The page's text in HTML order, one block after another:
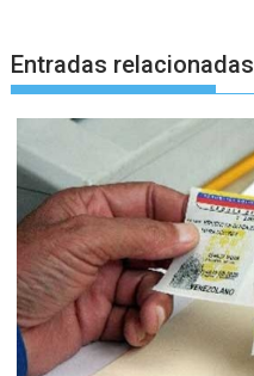
Entradas relacionadas